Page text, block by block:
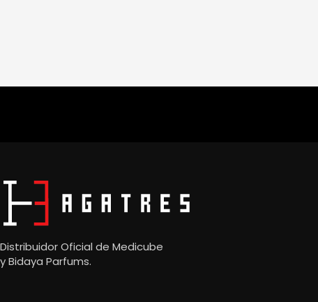
Distribuidor Oficial de Medicube
yBidaya Parfums.